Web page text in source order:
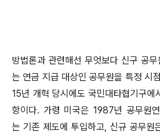
방법론과 관련해선 무엇보다 신구 공
는 연금 지급 대상인 공무원을 특정 시
15년 개혁 당시에도 국민대타협기구에
항이다. 가령 미국은 1987년 공무원
는 기존 제도에 투입하고, 신규 공무원